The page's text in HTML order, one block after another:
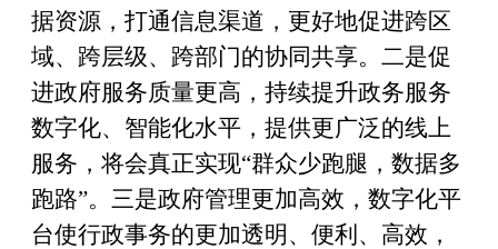
据资源，打通信息渠道，更好地促进跨区
域、跨层级、跨部门的协同共享。二是促
进政府服务质量更高，持续提升政务服务
数字化、智能化水平，提供更广泛的线上
服务，将会真正实现“群众少跑腿，数据多
跑路”。三是政府管理更加高效，数字化平
台使行政事务的更加透明、便利、高效，